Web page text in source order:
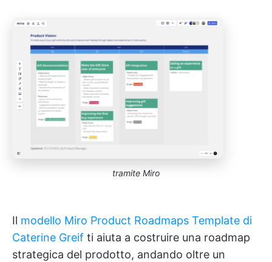
tramite Miro
Il modello Miro Product Roadmaps Template di
Caterine Greif ti aiuta a costruire una roadmap
strategica del prodotto, andando oltre un